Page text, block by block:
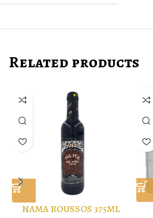
Related products
NAMA ROUSSOS 375ML